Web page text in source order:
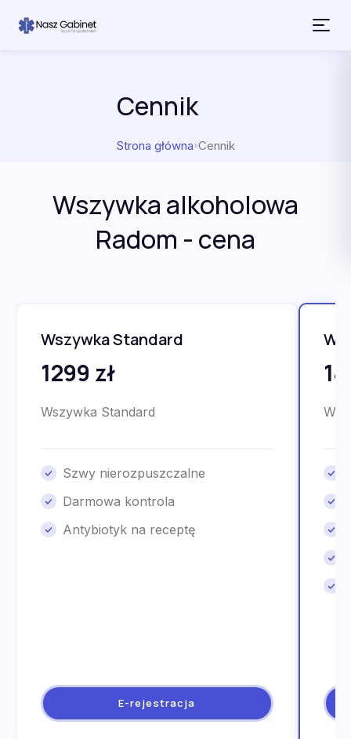
Cennik
Strona główna»Cennik
Wszywka alkoholowa
Radom - cena
Wszywka Standard
1299 zł
Wszywka Standard
Szwy nierozpuszczalne
Darmowa kontrola
Antybiotyk na receptę
E-rejestracja